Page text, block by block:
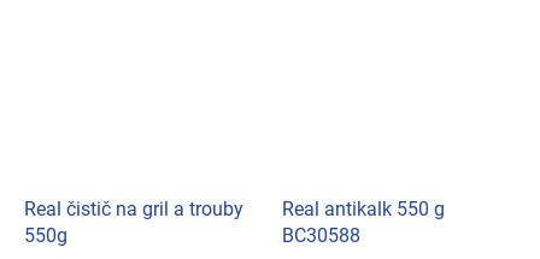
Real čistič na gril a trouby
550g
Real antikalk 550 g
BC30588